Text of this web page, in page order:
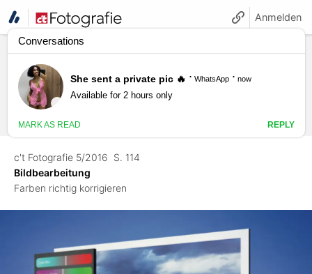
Anmelden
c't Fotografie 5/2016 S. 114
Bildbearbeitung
Farben richtig korrigieren